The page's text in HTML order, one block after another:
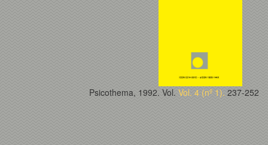
Psicothema, 1992. Vol. Vol. 4 (nº 1). 237-252